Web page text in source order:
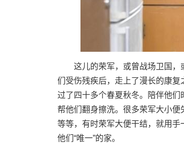
这儿的荣军，或曾战场卫国
们受伤残疾后，走上了漫长的康复
过了四十多个春夏秋冬。陪伴他们
帮他们翻身擦洗。很多荣军大小
等等，有时荣军大便干结，就用
他们“唯一”的家。